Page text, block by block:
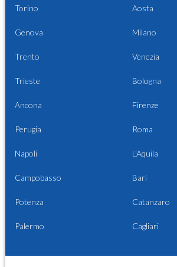
Torino Aosta
Genova Milano
Trento Venezia
Trieste Bologna
Ancona Firenze
Perugia Roma
Napoli L'Aquila
Campobasso Bari
Potenza Catanzaro
Palermo Cagliari